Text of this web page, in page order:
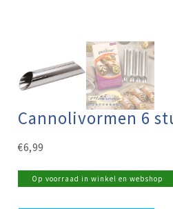
Cannolivormen 6
€6,99
Op voorraad in winkel en webshop